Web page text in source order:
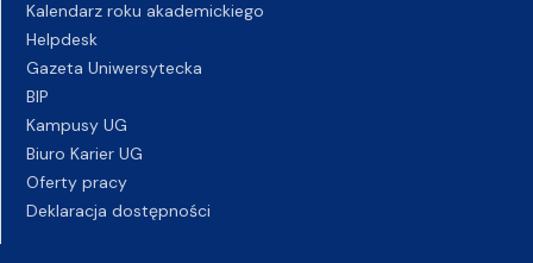
Kalendarz roku akademickiego
Helpdesk
Gazeta Uniwersytecka
BIP
Kampusy UG
Biuro Karier UG
Oferty pracy
Deklaracja dostępności